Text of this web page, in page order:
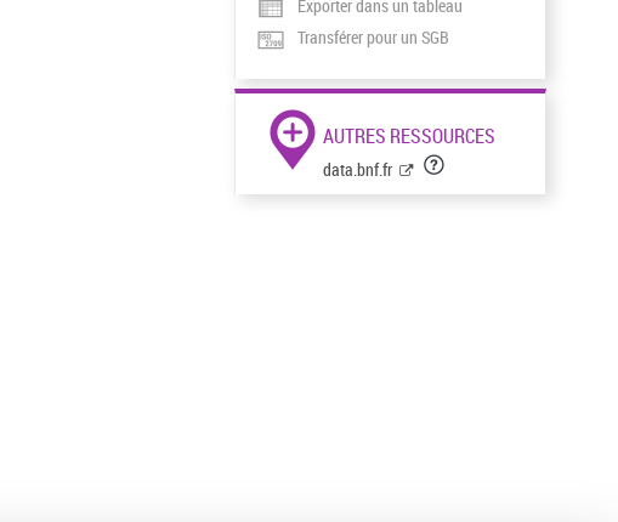
Exporter dans un tableau
Transférer pour un SGB
AUTRES RESSOURCES
data.bnf.fr